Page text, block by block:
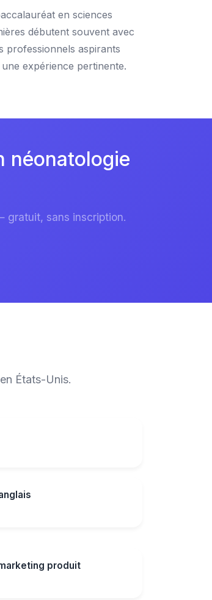
en sciences
débutent souvent avec
professionnels aspirants
expérience pertinente.
néonatologie
gratuit, sans inscription.
États-Unis.
produit